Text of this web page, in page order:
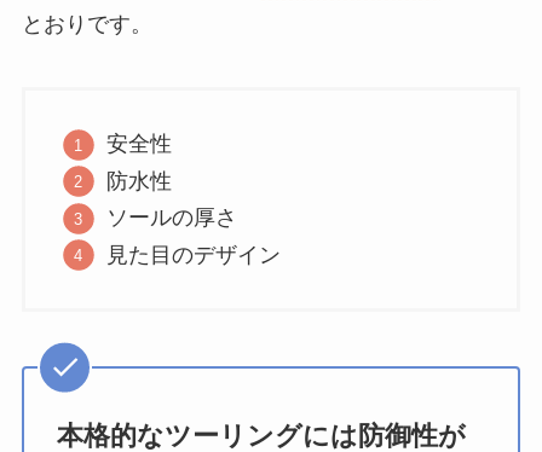
とおりです。
安全性
防水性
ソールの厚さ
見た目のデザイン
本格的なツーリングには防御性が